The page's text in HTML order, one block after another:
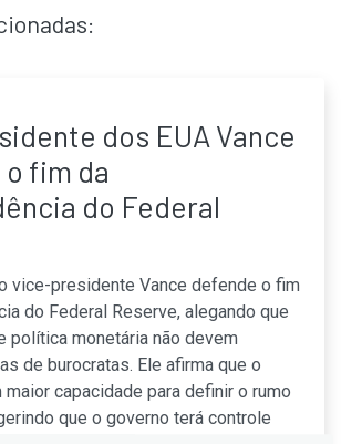
dos EUA Vance
fim da
do Federal
vice-presidente Vance defende o fim
do Federal Reserve, alegando que
política monetária não devem
de burocratas. Ele afirma que o
capacidade para definir o rumo
que o governo terá controle